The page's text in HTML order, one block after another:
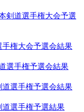
剣道選手権大会予選
権大会予選会結果
選手権予選会結果
選手権予選会結果
選手権予選結果